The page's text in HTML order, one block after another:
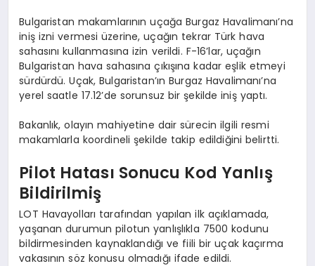
Bulgaristan makamlarının uçağa Burgaz Havalimanı’na
iniş izni vermesi üzerine, uçağın tekrar Türk hava
sahasını kullanmasına izin verildi. F-16’lar, uçağın
Bulgaristan hava sahasına çıkışına kadar eşlik etmeyi
sürdürdü. Uçak, Bulgaristan’ın Burgaz Havalimanı’na
yerel saatle 17.12’de sorunsuz bir şekilde iniş yaptı.
Bakanlık, olayın mahiyetine dair sürecin ilgili resmi
makamlarla koordineli şekilde takip edildiğini belirtti.
Pilot Hatası Sonucu Kod Yanlış
Bildirilmiş
LOT Havayolları tarafından yapılan ilk açıklamada,
yaşanan durumun pilotun yanlışlıkla 7500 kodunu
bildirmesinden kaynaklandığı ve fiili bir uçak kaçırma
vakasının söz konusu olmadığı ifade edildi.